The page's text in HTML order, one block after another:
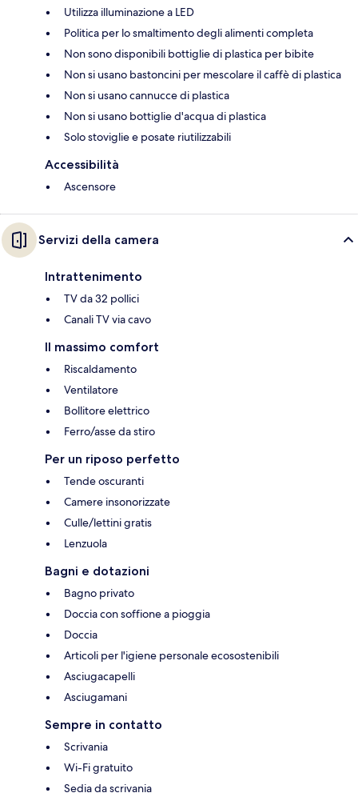
Utilizza illuminazione a LED
Politica per lo smaltimento degli alimenti completa
Non sono disponibili bottiglie di plastica per bibite
Non si usano bastoncini per mescolare il caffè di plastica
Non si usano cannucce di plastica
Non si usano bottiglie d'acqua di plastica
Solo stoviglie e posate riutilizzabili
Accessibilità
Ascensore
Servizi della camera
Intrattenimento
TV da 32 pollici
Canali TV via cavo
Il massimo comfort
Riscaldamento
Ventilatore
Bollitore elettrico
Ferro/asse da stiro
Per un riposo perfetto
Tende oscuranti
Camere insonorizzate
Culle/lettini gratis
Lenzuola
Bagni e dotazioni
Bagno privato
Doccia con soffione a pioggia
Doccia
Articoli per l'igiene personale ecosostenibili
Asciugacapelli
Asciugamani
Sempre in contatto
Scrivania
Wi-Fi gratuito
Sedia da scrivania